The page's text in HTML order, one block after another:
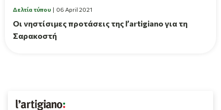
Δελτία τύπου 06 April 2021
Οι νηστίσιμες προτάσεις της l’artigiano για τη
Σαρακοστή